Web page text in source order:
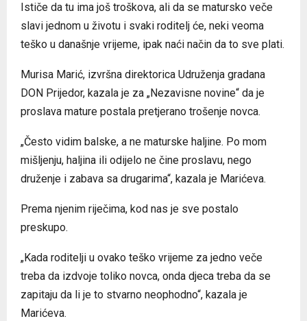
Ističe da tu ima još troškova, ali da se matursko veče
slavi jednom u životu i svaki roditelj će, neki veoma
teško u današnje vrijeme, ipak naći način da to sve plati.
Murisa Marić, izvršna direktorica Udruženja gradana
DON Prijedor, kazala je za „Nezavisne novine“ da je
proslava mature postala pretjerano trošenje novca.
„Često vidim balske, a ne maturske haljine. Po mom
mišljenju, haljina ili odijelo ne čine proslavu, nego
druženje i zabava sa drugarima“, kazala je Marićeva.
Prema njenim riječima, kod nas je sve postalo
preskupo.
„Kada roditelji u ovako teško vrijeme za jedno veče
treba da izdvoje toliko novca, onda djeca treba da se
zapitaju da li je to stvarno neophodno“, kazala je
Marićeva.